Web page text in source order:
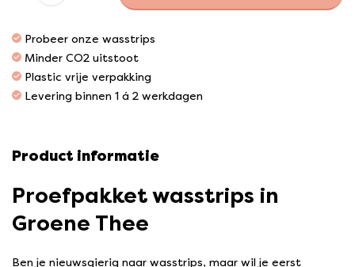
Probeer onze wasstrips
Minder CO2 uitstoot
Plastic vrije verpakking
Levering binnen 1 á 2 werkdagen
Product informatie
Proefpakket wasstrips in
Groene Thee
Ben je nieuwsgierig naar wasstrips, maar wil je eerst